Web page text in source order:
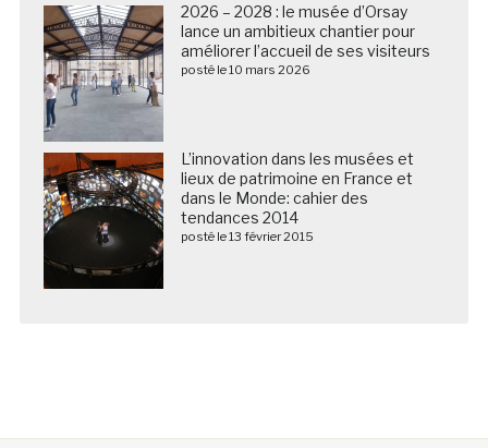
2026 – 2028 : le musée d’Orsay
lance un ambitieux chantier pour
améliorer l’accueil de ses visiteurs
posté le 10 mars 2026
L’innovation dans les musées et
lieux de patrimoine en France et
dans le Monde: cahier des
tendances 2014
posté le 13 février 2015